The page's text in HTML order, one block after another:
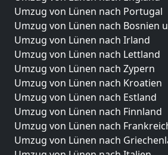
Umzug von Lünen nach Portugal
Umzug von Lünen nach Bosnien
Umzug von Lünen nach Irland
Umzug von Lünen nach Lettland
Umzug von Lünen nach Zypern
Umzug von Lünen nach Kroatien
Umzug von Lünen nach Estland
Umzug von Lünen nach Finnland
Umzug von Lünen nach
Umzug von Lünen nach